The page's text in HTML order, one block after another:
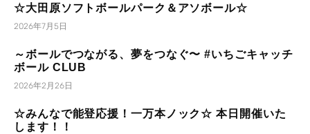
☆大田原ソフトボールパーク＆アソボール☆
2026年7月5日
～ボールでつながる、夢をつなぐ〜 #いちごキャッチ
ボール CLUB
2026年2月26日
☆みんなで能登応援！一万本ノック☆ 本日開催いた
します！！